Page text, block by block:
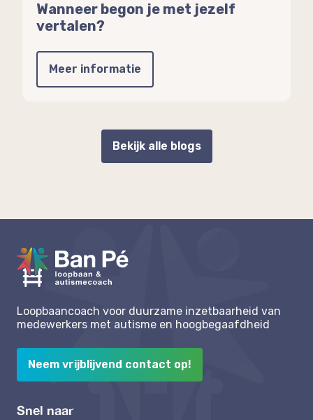
Bekijk alle blogs
Wanneer begon je met jezelf
vertalen?
Meer informatie
Loopbaancoach voor duurzame inzetbaarheid van
medewerkers met autisme en hoogbegaafdheid
Neem vrijblijvend contact op!
Snel naar